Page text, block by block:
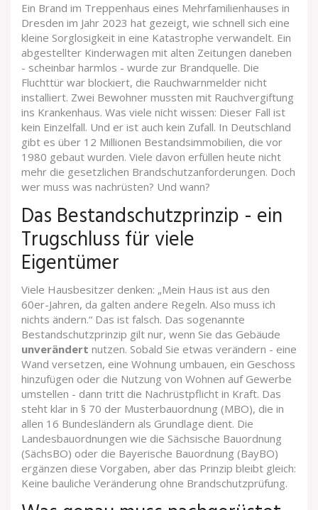
Ein Brand im Treppenhaus eines Mehrfamilienhauses in
Dresden im Jahr 2023 hat gezeigt, wie schnell sich eine
kleine Sorglosigkeit in eine Katastrophe verwandelt. Ein
abgestellter Kinderwagen mit alten Zeitungen daneben
- scheinbar harmlos - wurde zur Brandquelle. Die
Fluchttür war blockiert, die Rauchwarnmelder nicht
installiert. Zwei Bewohner mussten mit Rauchvergiftung
ins Krankenhaus. Was viele nicht wissen: Dieser Fall ist
kein Einzelfall. Und er ist auch kein Zufall. In Deutschland
gibt es über 12 Millionen Bestandsimmobilien, die vor
1980 gebaut wurden. Viele davon erfüllen heute nicht
mehr die gesetzlichen Brandschutzanforderungen. Doch
wer muss was nachrüsten? Und wann?
Das Bestandschutzprinzip - ein
Trugschluss für viele
Eigentümer
Viele Hausbesitzer denken: „Mein Haus ist aus den
60er-Jahren, da galten andere Regeln. Also muss ich
nichts ändern.“ Das ist falsch. Das sogenannte
Bestandschutzprinzip gilt nur, wenn Sie das Gebäude
unverändert nutzen. Sobald Sie etwas verändern - eine
Wand versetzen, eine Wohnung umbauen, ein Geschoss
hinzufügen oder die Nutzung von Wohnen auf Gewerbe
umstellen - dann tritt die Nachrüstpflicht in Kraft. Das
steht klar in § 70 der Musterbauordnung (MBO), die in
allen 16 Bundesländern als Grundlage dient. Die
Landesbauordnungen wie die Sächsische Bauordnung
(SächsBO) oder die Bayerische Bauordnung (BayBO)
ergänzen diese Vorgaben, aber das Prinzip bleibt gleich:
Keine bauliche Veränderung ohne Brandschutzprüfung.